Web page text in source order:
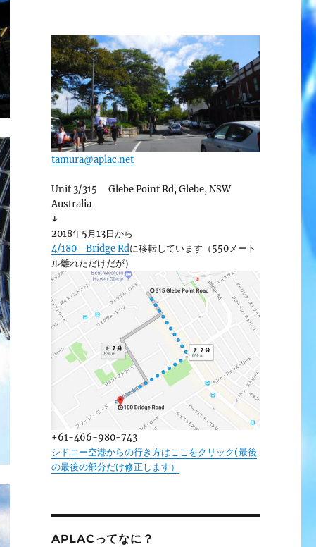
tamura@aplac.net
Unit 3/315 Glebe Point Rd, Glebe, NSW
Australia
↓
2018年5月13日から
4/180 Bridge Rdに移転しています（550メート
ル離れただけだが）
+61-466-980-743
シドニー空港からの行き方はここをクリック(最後
の最後の部分だけ修正します）
APLACってなに？